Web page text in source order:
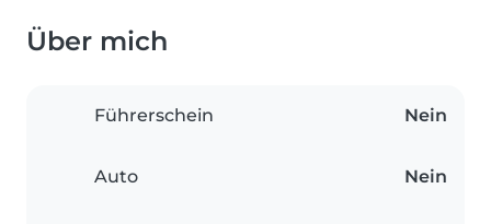
Über mich
Führerschein Nein
Auto Nein